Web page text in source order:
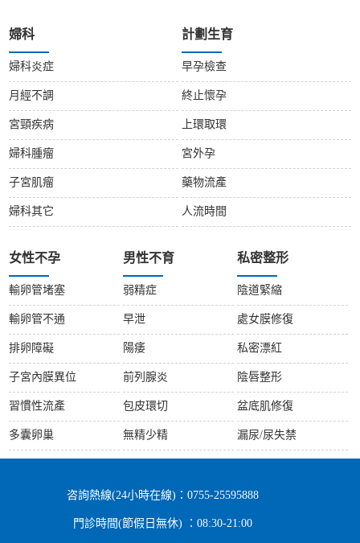
婦科
婦科炎症
月經不調
宮頸疾病
婦科腫瘤
子宮肌瘤
婦科其它
計劃生育
早孕檢查
終止懷孕
上環取環
宮外孕
藥物流產
人流時間
女性不孕
輸卵管堵塞
輸卵管不通
排卵障礙
子宮內膜異位
習慣性流產
多囊卵巢
男性不育
弱精症
早泄
陽痿
前列腺炎
包皮環切
無精少精
私密整形
陰道緊縮
處女膜修復
私密漂紅
陰唇整形
盆底肌修復
漏尿/尿失禁
咨詢熱線(24小時在線)：0755-25595888
門診時間(節假日無休) ：08:30-21:00